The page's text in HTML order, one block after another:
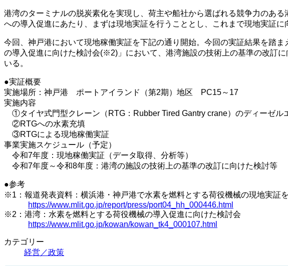
港湾のターミナルの脱炭素化を実現し、荷主や船社から選ばれる競争力のあ
への導入促進にあたり、まずは現地実証を行うこととし、これまで現地実証に
今回、神戸港において現地稼働実証を下記の通り開始。今回の実証結果を踏
の導入促進に向けた検討会(※2)」において、港湾施設の技術上の基準の改訂
いる。
●実証概要
実施場所：神戸港 ポートアイランド（第2期）地区 PC15～17
実施内容
①タイヤ式門型クレーン（RTG：Rubber Tired Gantry crane）のディーゼル
②RTGへの水素充填
③RTGによる現地稼働実証
事業実施スケジュール（予定）
令和7年度：現地稼働実証（データ取得、分析等）
令和7年度～令和8年度：港湾の施設の技術上の基準の改訂に向けた検討等
●参考
※1：報道発表資料：横浜港・神戸港で水素を燃料とする荷役機械の現地実証
https://www.mlit.go.jp/report/press/port04_hh_000446.html
※2：港湾：水素を燃料とする荷役機械の導入促進に向けた検討会
https://www.mlit.go.jp/kowan/kowan_tk4_000107.html
カテゴリー
経営／政策